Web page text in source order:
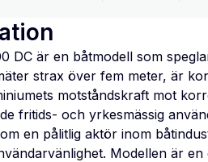
DC är en båtmodell som
strax över fem meter, är
motståndskraft mot
fritids- och yrkesmässig
en pålitlig aktör inom
Modellen är